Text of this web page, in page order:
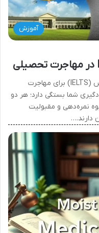
آموزش
انتخاب بین آزمون تافل (TOEFL) و آیلتس (IELTS) برای مهاجرت
شما بستگی دارد؛ هر دو
نمره‌دهی و مقبولیت
دارند.…